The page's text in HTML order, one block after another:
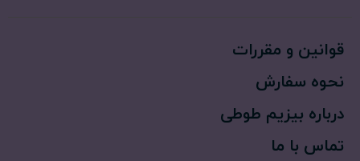
قوانین و مقررات
نحوه سفارش
درباره بیزیم طوطی
تماس با ما